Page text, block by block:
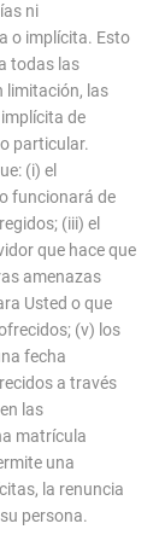
ni
o implícita. Esto
todas las
limitación, las
de
particular.
(i) el
funcionará de
(iii) el
que hace que
amenazas
Usted o que
(v) los
fecha
a través
las
matrícula
una
la renuncia
persona.